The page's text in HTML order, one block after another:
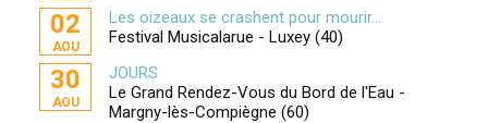
02
AOU
Les oizeaux se crashent pour mourir...
Festival Musicalarue - Luxey (40)
30
AOU
JOURS
Le Grand Rendez-Vous du Bord de l'Eau -
Margny-lès-Compiègne (60)